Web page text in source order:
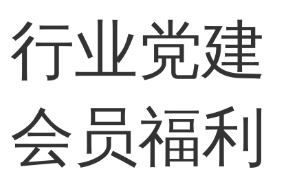
行业党建
会员福利